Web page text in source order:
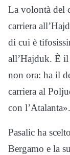
La volontà del
carriera
di cui è
all’Hajduk. È il
non ora: ha il
carriera al
con l’Atalanta».
Pasalic ha
Bergamo e la